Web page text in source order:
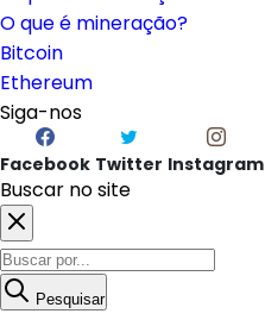
O que é mineração?
Bitcoin
Ethereum
Siga-nos
Facebook Twitter Instagram
Buscar no site
Pesquisar